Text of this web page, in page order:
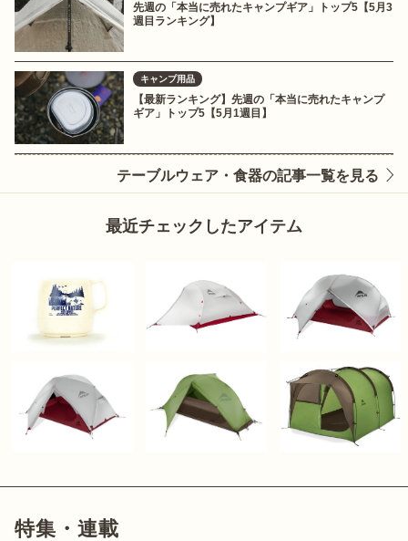
先週の「本当に売れたキャンプギア」トップ5【5月3
週目ランキング】
キャンプ用品
【最新ランキング】先週の「本当に売れたキャンプ
ギア」トップ5【5月1週目】
テーブルウェア・食器の記事一覧を見る
最近チェックしたアイテム
特集・連載